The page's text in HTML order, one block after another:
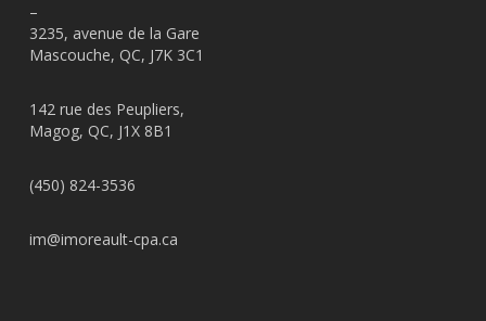
–
3235, avenue de la Gare
Mascouche, QC, J7K 3C1
142 rue des Peupliers,
Magog, QC, J1X 8B1
(450) 824-3536
im@imoreault-cpa.ca